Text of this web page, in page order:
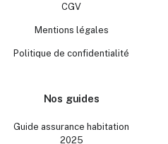
CGV
Mentions légales
Politique de confidentialité
Nos guides
Guide assurance habitation
2025